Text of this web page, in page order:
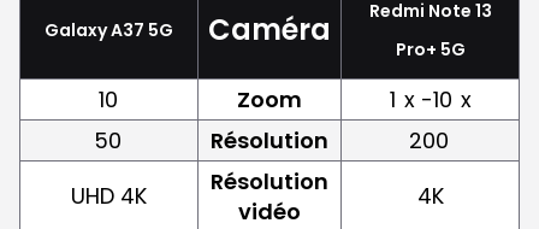
Galaxy A37 5G Caméra
Redmi Note 13
Pro+ 5G
10 Zoom 1 x -10 x
50
Résolution
200
UHD 4K
Résolution
vidéo
4K